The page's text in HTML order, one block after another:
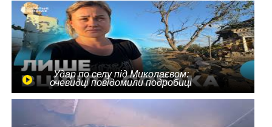
Удар по селу під Миколаєвом:
очевидці повідомили подробиці